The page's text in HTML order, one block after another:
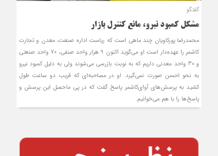
گفتگو
مشکل کمبود نیرو، مانع کنترل بازار
محمدرضا پورکاویان چند ماهی است که ریاست اداره صنعت، معدن و تجارت
کاشمر را عهده‌دار است او می‌گوید اکنون 9 هزار واحد صنفی، 70 واحد صنعتی
و 30 واحد معدنی داریم که به نوبت بازرسی می‌شوند ولی به دلیل کمبود نیرو
به نحو احسن صورت نمی‌گیرد. او در مصاحبه‌ای که قریب دو ساعت طول
کشید به پرسش‌های آوای‌کاشمر پاسخ گفت که در پی ماحصل این پرسش و
پاسخ‌ها را با هم می‌خوانیم.